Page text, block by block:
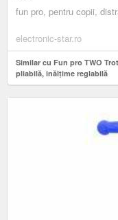
fun pro, pentru copii,
electronic-star.ro
Similar cu Fun pro TWO
pliabilă, înălțime reglabilă